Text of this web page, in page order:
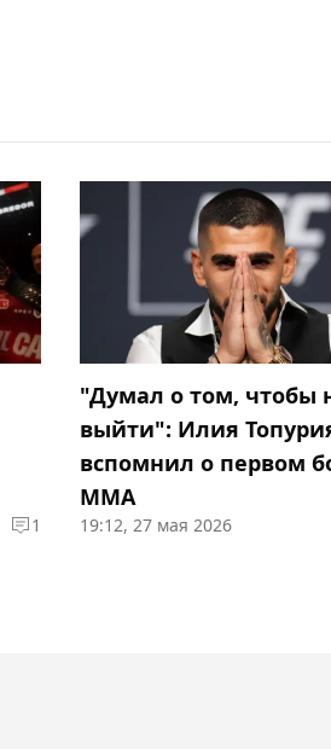
1
"Думал о том, чтобы
выйти": Илия
вспомнил о первом
MMA
19:12, 27 мая 2026